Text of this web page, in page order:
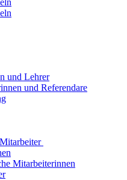
und Lehrer
und Referendare
Mitarbeiterinnen